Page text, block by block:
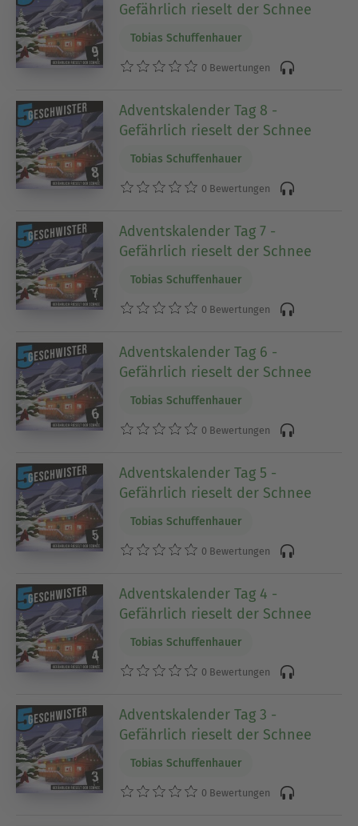
Gefährlich rieselt der Schnee
Tobias Schuffenhauer
0 Bewertungen
Adventskalender Tag 8 -
Gefährlich rieselt der Schnee
Tobias Schuffenhauer
0 Bewertungen
Adventskalender Tag 7 -
Gefährlich rieselt der Schnee
Tobias Schuffenhauer
0 Bewertungen
Adventskalender Tag 6 -
Gefährlich rieselt der Schnee
Tobias Schuffenhauer
0 Bewertungen
Adventskalender Tag 5 -
Gefährlich rieselt der Schnee
Tobias Schuffenhauer
0 Bewertungen
Adventskalender Tag 4 -
Gefährlich rieselt der Schnee
Tobias Schuffenhauer
0 Bewertungen
Adventskalender Tag 3 -
Gefährlich rieselt der Schnee
Tobias Schuffenhauer
0 Bewertungen